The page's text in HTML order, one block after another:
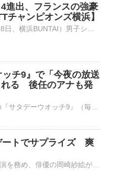
進出、フランスの強豪
チャンピオンズ横浜】
チ9』で「今夜の放送
れる 後任のアナも発
ートでサプライズ 爽